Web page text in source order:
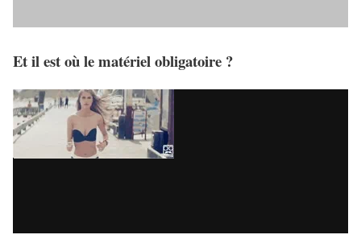
Et il est où le matériel obligatoire ?